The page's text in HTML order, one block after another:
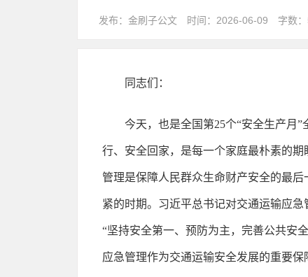
发布：金刷子公文 时间：2026-06-09 字数
同志们：
今天，也是全国第25个“安全生产月
行、安全回家，是每一个家庭最朴素的
管理是保障人民群众生命财产安全的最
紧的时期。习近平总书记对交通运输应
“坚持安全第一、预防为主，完善公共安
应急管理作为交通运输安全发展的重要